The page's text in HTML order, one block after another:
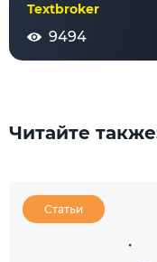
Textbroker
9494
Читайте
Статьи